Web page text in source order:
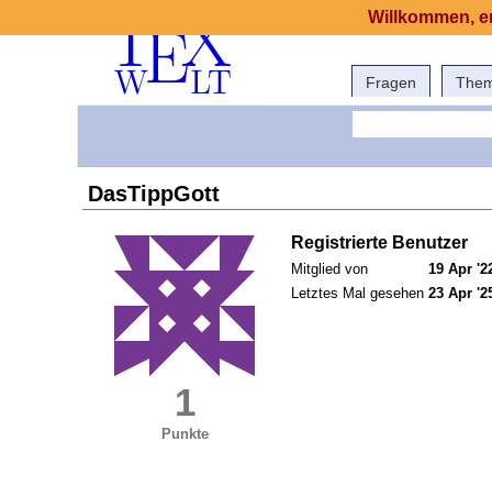
Fragen
DasTippGott
1
Punkte
Registrierte Benutzer
Mitglied von
19 Apr
Letztes Mal gesehen 23 Apr
Willkommen,